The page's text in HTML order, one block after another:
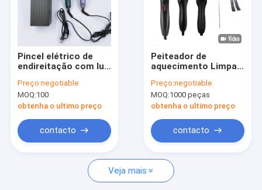
Visita à fábrica
Controle de qualidade
Notícias
Casos
Solicite um orçamento
Pincel elétrico de
endireitação com luz
brilhante
Preço:negotiable
MOQ:100
obtenha o ultimo preço
contacto
Peiteador de
aquecimento Limpa-
de calor Peiteadores
cerâmicos
multifuncionais de
aquecimento elétrico
Preço:negotiable
MOQ:1000 peças
obtenha o ultimo preço
contacto
Veja mais